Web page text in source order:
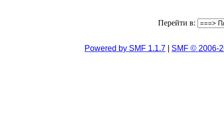
Перейти в:
Powered by SMF 1.1.7 SMF © 2006-